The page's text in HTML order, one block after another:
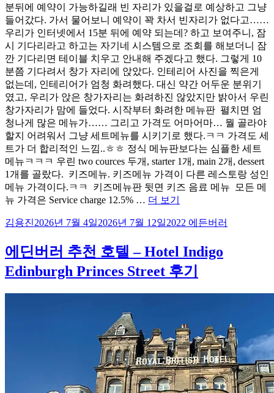
분뒤에 예약이 가능하길래 빈 자리가 있을걸로 예상하고 그냥
들어갔다. 가서 물어보니 예약이 꽉 차서 빈자리가 없다고……
우리가 인터넷에서 15분 뒤에 예약 되는데? 하고 보여주니, 잠
시 기다리라고 하고는 자기네 시스템으로 조회를 해보더니 잠
깐 기다리면 테이블 치우고 안내해 주겠다고 했다. 그렇게 10
분쯤 기다려서 창가 자리에 앉았다. 인테리어 사진을 찍은게
없는데, 인테리어가 엄청 화려했다. 대신 약간 어두운 분위기
였고, 우리가 앉은 창가자리는 화려하진 않았지만 밝아서 우린
창가자리가 맘에 들었다. 시작부터 화려한 메뉴판 ​ 펼치면 엄
청나게 많은 메뉴가…… 그리고 가격도 어마어마… 뭘 골라야
할지 어려워서 그냥 세트메뉴를 시키기로 했다.ㅋㅋ 가격도 세
트가 더 합리적인 느낌..ㅎㅎ 정식 메뉴판보다는 심플한 세트
메뉴ㅋㅋㅋ 우린 two cources 두개, starter 1개, main 2개, dessert
1개를 골랐다. ​ 키즈메뉴. 키즈메뉴 가격이 다른 레스토랑 성인
메뉴 가격이다.ㅋㅋ ​ 키즈메뉴판 뒷면 키즈 음료 메뉴 ​ 모든 메
뉴 가격은 Service charge 12.5% … 더 보기
버
맛
집
–
Square”
글
이
김용진작
일
자
2026년 7월 4일2026년 7월 12일카
고
리
2022 에든버러
에딘버러 추천 호텔 – Hotel Indigo
Edinburgh Princes Street 후기